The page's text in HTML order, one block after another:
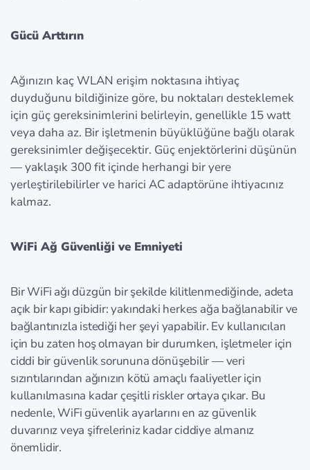
Gücü Arttırın
Ağınızın kaç WLAN erişim noktasına ihtiyaç
duyduğunu bildiğinize göre, bu noktaları desteklemek
için güç gereksinimlerini belirleyin, genellikle 15 watt
veya daha az. Bir işletmenin büyüklüğüne bağlı olarak
gereksinimler değişecektir. Güç enjektörlerini düşünün
— yaklaşık 300 fit içinde herhangi bir yere
yerleştirilebilirler ve harici AC adaptörüne ihtiyacınız
kalmaz.
WiFi Ağ Güvenliği ve Emniyeti
Bir WiFi ağı düzgün bir şekilde kilitlenmediğinde, adeta
açık bir kapı gibidir: yakındaki herkes ağa bağlanabilir ve
bağlantınızla istediği her şeyi yapabilir. Ev kullanıcıları
için bu zaten hoş olmayan bir durumken, işletmeler için
ciddi bir güvenlik sorununa dönüşebilir — veri
sızıntılarından ağınızın kötü amaçlı faaliyetler için
kullanılmasına kadar çeşitli riskler ortaya çıkar. Bu
nedenle, WiFi güvenlik ayarlarını en az güvenlik
duvarınız veya şifreleriniz kadar ciddiye almanız
önemlidir.